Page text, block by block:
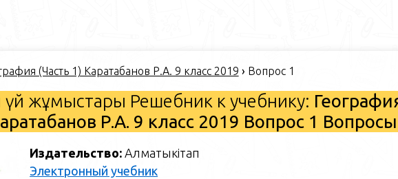
(Часть 1) Каратабанов Р.А. 9 класс 2019 › Вопрос 1
жұмыстары Решебник к учебнику:
Р.А. 9 класс 2019 Вопрос 1 Вопросы
Издательство:Алматыкітап
Электронный учебник